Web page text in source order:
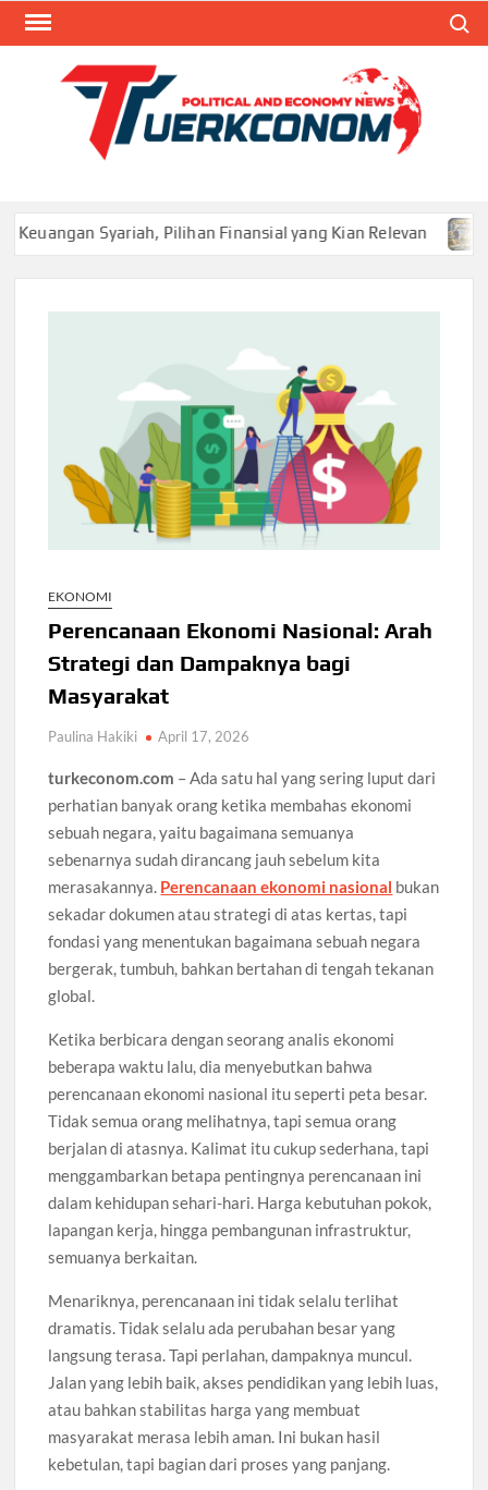
Skip
Syariah, Pilihan Finansial yang Kian Relevan
EKONOMI
Perencanaan Ekonomi Nasional: Arah
Strategi dan Dampaknya bagi
Masyarakat
Paulina Hakiki April 17, 2026
turkeconom.com – Ada satu hal yang sering luput dari
perhatian banyak orang ketika membahas ekonomi
sebuah negara, yaitu bagaimana semuanya
sebenarnya sudah dirancang jauh sebelum kita
merasakannya. Perencanaan ekonomi nasional bukan
sekadar dokumen atau strategi di atas kertas, tapi
fondasi yang menentukan bagaimana sebuah negara
bergerak, tumbuh, bahkan bertahan di tengah tekanan
global.
Ketika berbicara dengan seorang analis ekonomi
beberapa waktu lalu, dia menyebutkan bahwa
perencanaan ekonomi nasional itu seperti peta besar.
Tidak semua orang melihatnya, tapi semua orang
berjalan di atasnya. Kalimat itu cukup sederhana, tapi
menggambarkan betapa pentingnya perencanaan ini
dalam kehidupan sehari-hari. Harga kebutuhan pokok,
lapangan kerja, hingga pembangunan infrastruktur,
semuanya berkaitan.
Menariknya, perencanaan ini tidak selalu terlihat
dramatis. Tidak selalu ada perubahan besar yang
langsung terasa. Tapi perlahan, dampaknya muncul.
Jalan yang lebih baik, akses pendidikan yang lebih luas,
atau bahkan stabilitas harga yang membuat
masyarakat merasa lebih aman. Ini bukan hasil
kebetulan, tapi bagian dari proses yang panjang.